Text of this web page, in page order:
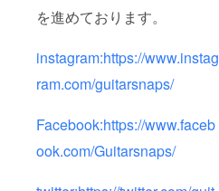
を進めております。
instagram:https://www.instag
ram.com/guitarsnaps/
Facebook:https://www.faceb
ook.com/Guitarsnaps/